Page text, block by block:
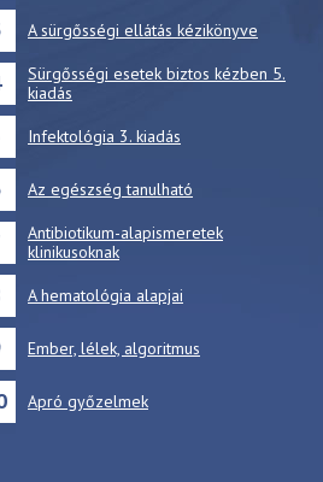
A sürgősségi ellátás kézikönyve
Sürgősségi esetek biztos kézben 5.
kiadás
Infektológia 3. kiadás
Az egészség tanulható
Antibiotikum-alapismeretek
klinikusoknak
A hematológia alapjai
Ember, lélek, algoritmus
Apró győzelmek